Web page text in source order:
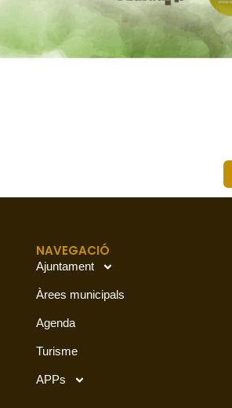
NAVEGACIÓ
Ajuntament
Àrees municipals
Agenda
Turisme
APPs